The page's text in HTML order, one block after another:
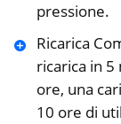
pressione.
Ricarica
ricarica in
ore, una
10 ore di